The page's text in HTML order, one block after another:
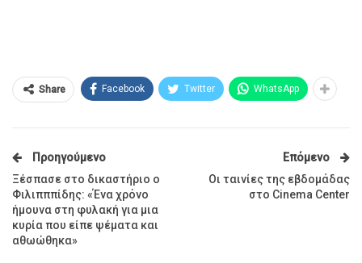
Share Facebook Twitter WhatsApp
Προηγούμενο
Ξέσπασε στο δικαστήριο ο
Φιλιπππίδης: «Ένα χρόνο
ήμουνα στη φυλακή για μια
κυρία που είπε ψέματα και
αθωώθηκα»
Επόμενο
Οι ταινίες της εβδομάδας
στο Cinema Center